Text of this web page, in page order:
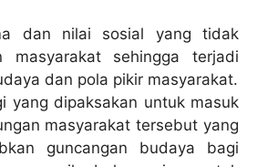
dan nilai sosial yang tidak
masyarakat sehingga terjadi
dan pola pikir masyarakat.
yang dipaksakan untuk masuk
masyarakat tersebut yang
guncangan budaya bagi